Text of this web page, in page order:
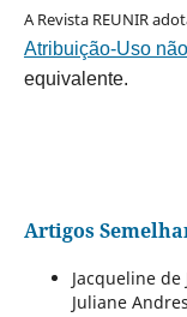
A Revista REUNIR
Atribuição-Uso
equivalente.
Artigos
Jacqueline de
Juliane